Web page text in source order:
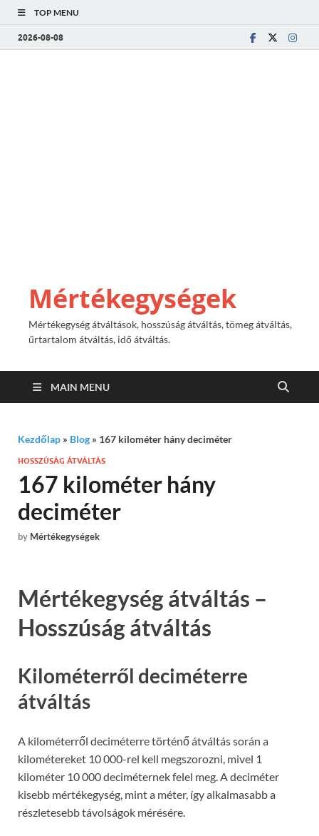
TOP MENU
2026-08-08
Mértékegységek
Mértékegység átváltások, hosszúság átváltás, tömeg átváltás,
űrtartalom átváltás, idő átváltás.
MAIN MENU
Kezdőlap » Blog » 167 kilométer hány deciméter
HOSSZÚSÁG ÁTVÁLTÁS
167 kilométer hány
deciméter
by Mértékegységek
Mértékegység átváltás –
Hosszúság átváltás
Kilométerről deciméterre
átváltás
A kilométerről deciméterre történő átváltás során a
kilométereket 10 000-rel kell megszorozni, mivel 1
kilométer 10 000 deciméternek felel meg. A deciméter
kisebb mértékegység, mint a méter, így alkalmasabb a
részletesebb távolságok mérésére.